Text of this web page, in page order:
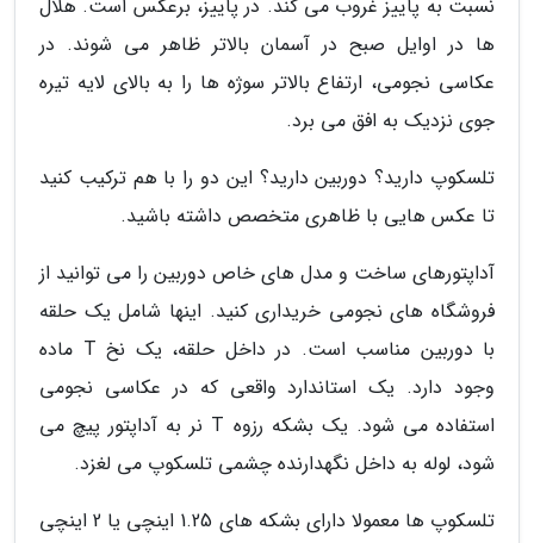
نسبت به پاییز غروب می کند. در پاییز، برعکس است. هلال
ها در اوایل صبح در آسمان بالاتر ظاهر می شوند. در
عکاسی نجومی، ارتفاع بالاتر سوژه ها را به بالای لایه تیره
جوی نزدیک به افق می برد.
تلسکوپ دارید؟ دوربین دارید؟ این دو را با هم ترکیب کنید
تا عکس هایی با ظاهری متخصص داشته باشید.
آداپتورهای ساخت و مدل های خاص دوربین را می توانید از
فروشگاه های نجومی خریداری کنید. اینها شامل یک حلقه
با دوربین مناسب است. در داخل حلقه، یک نخ T ماده
وجود دارد. یک استاندارد واقعی که در عکاسی نجومی
استفاده می شود. یک بشکه رزوه T نر به آداپتور پیچ می
شود، لوله به داخل نگهدارنده چشمی تلسکوپ می لغزد.
تلسکوپ ها معمولا دارای بشکه های 1.25 اینچی یا 2 اینچی